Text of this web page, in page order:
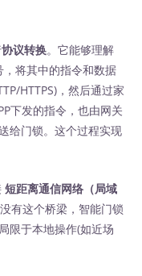
协议转换。它能够理解
将其中的指令和数据
HTTPS)，然后通过家
下发的指令，也由网关
给门锁。这个过程实现
短距离通信网络（局域
有这个桥梁，智能门锁
限于本地操作(如近场